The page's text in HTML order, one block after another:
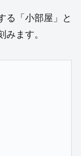
る「小部屋」と
みます。